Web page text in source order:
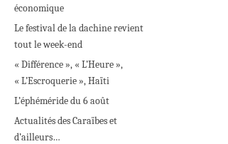
économique
Le festival de la dachine revient
tout le week-end
« Différence », « L’Heure »,
« L’Escroquerie », Haïti
L’éphéméride du 6 août
Actualités des Caraïbes et
d’ailleurs…